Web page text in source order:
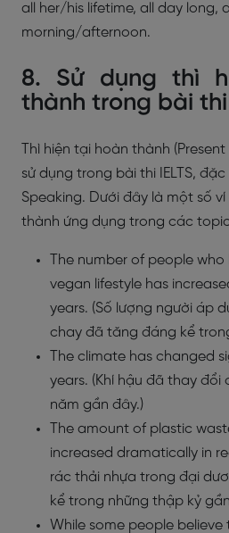
all her/his lifetime, all day long,
morning/afternoon.
8. Sử dụng thì
thành trong bài thi
Thì hiện tại hoàn thành
sử dụng trong bài thi IELTS,
Speaking. Dưới đây là một số
thành ứng dụng trong các topic
The number of people
vegan lifestyle has
years. (Số lượng người áp
chay đã tăng đáng kể
The climate has changed
years. (Khí hậu đã thay đổi
năm gần đây.)
The amount of plastic
increased dramatically in
rác thải nhựa trong đại
kể trong những thập kỷ
While some people